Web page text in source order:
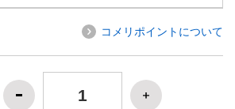
コメリポイントについて